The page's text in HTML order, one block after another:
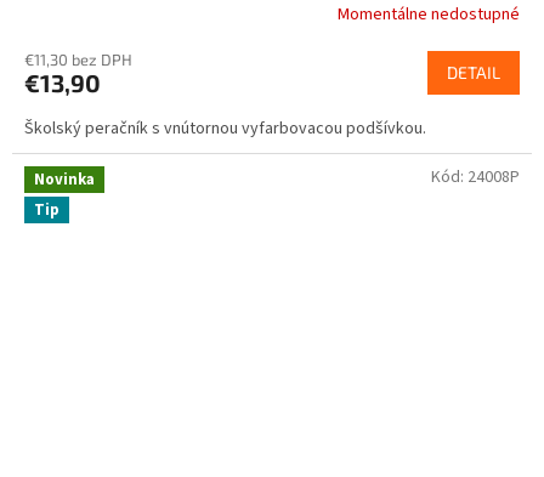
Momentálne nedostupné
€11,30 bez DPH
€13,90 DETAIL
Školský peračník s vnútornou vyfarbovacou podšívkou.
Novinka
Tip
Kód: 24008P